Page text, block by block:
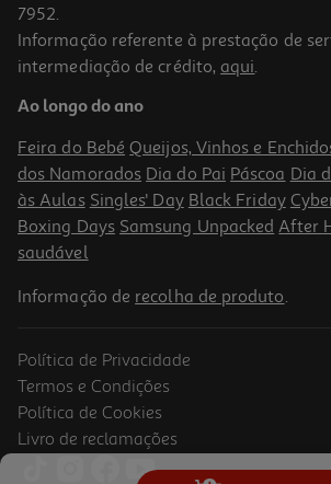
7952.
Informação referente à prestação de
intermediação de crédito, aqui.
Ao longo do ano
Feira do Bebé Queijos, Vinhos e
dos Namorados Dia do Pai Páscoa Dia
às Aulas Singles' Day Black Friday
Boxing Days Samsung Unpacked After
saudável
Informação de recolha de produto.
Política de Privacidade
Termos e Condições
Política de Cookies
Livro de reclamações